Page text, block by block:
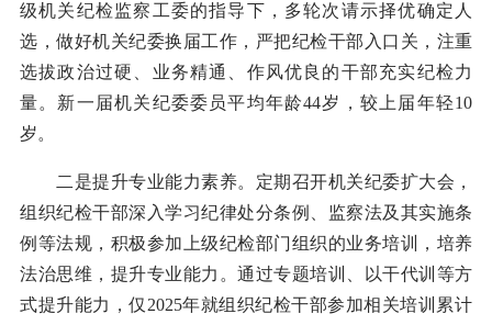
级机关纪检监察工委的指导下，多轮次请示择优确定人
选，做好机关纪委换届工作，严把纪检干部入口关，注重
选拔政治过硬、业务精通、作风优良的干部充实纪检力
量。新一届机关纪委委员平均年龄44岁，较上届年轻10
岁。
二是提升专业能力素养。定期召开机关纪委扩大会，
组织纪检干部深入学习纪律处分条例、监察法及其实施条
例等法规，积极参加上级纪检部门组织的业务培训，培养
法治思维，提升专业能力。通过专题培训、以干代训等方
式提升能力，仅2025年就组织纪检干部参加相关培训累计